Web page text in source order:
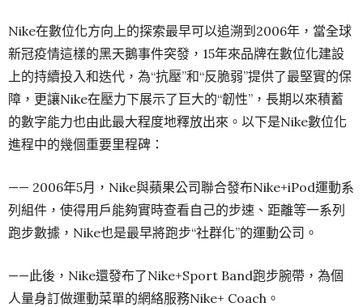
Nike在數位化方向上的探索最早可以追溯到2006年，當全球
新冠疫情這樣的黑天鵝事件突發，15年來品牌在數位化建設
上的持續投入和迭代，為“抗壓”和“反脆弱”提供了最堅實的保
障，更讓Nike在壓力下展示了巨大的“韌性”，長期以來積蓄
的數字能力也由此最大程度地釋放出來。以下是Nike數位化
進程中的幾個重要里程碑：
—— 2006年5月，Nike與蘋果公司聯合發布Nike+iPod運動系
列組件，使得用戶能夠實時查看自己的步速、距離等一系列
跑步數據，Nike也是最早將跑步“社群化”的運動公司。
——此後， Nike還發布了Nike+Sport Band跑步腕帶，為個
人量身訂做運動菜單的網絡服務Nike+ Coach。